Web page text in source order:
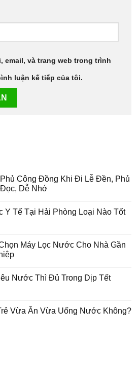
email, và trang web trong trình
luận kế tiếp của tôi.
Công Đồng Khi Đi Lễ Đền, Phủ
Dễ Nhớ
Y Tế Tại Hải Phòng Loại Nào Tốt
Máy Lọc Nước Cho Nhà Gần
Nước Thì Đủ Trong Dịp Tết
Vừa Ăn Vừa Uống Nước Không?